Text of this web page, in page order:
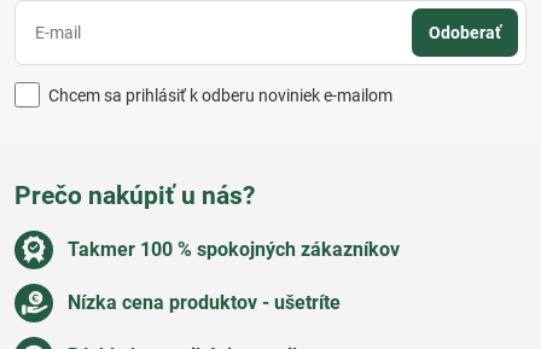
Odoberať
Chcem sa prihlásiť k odberu noviniek e-mailom
Prečo nakúpiť u nás?
Takmer 100 % spokojných zákazníkov
Nízka cena produktov - ušetríte